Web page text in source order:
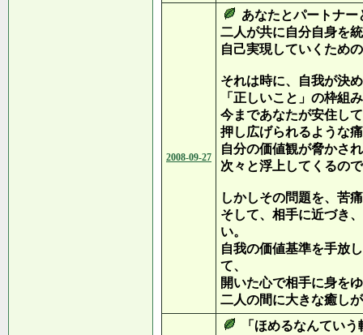
2008-09-27
あなたとパートナ
二人が共に自分自身を
自己実現していくため
それは時に、自我が決
「正しいこと」の枠組
今まであなたが安住し
押し広げられるような
自分の価値観が脅かさ
次々と浮上してくるの
しかしその問題を、苦
そして、相手に近づき
い。
自我の価値基準を手放
て、
開いた心で相手に身を
二人の間に大きな癒し
「ほめるなんてい